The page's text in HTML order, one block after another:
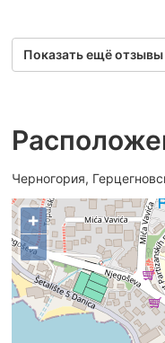
Показать ещё отзывы
Черногория,
+
−